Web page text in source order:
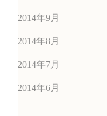
2014年9月
2014年8月
2014年7月
2014年6月